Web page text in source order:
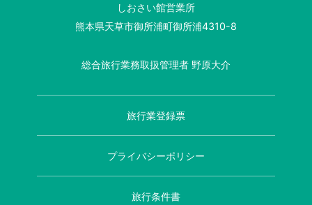
しおさい館営業所
熊本県天草市御所浦町御所浦4310-8
総合旅行業務取扱管理者 野原大介
旅行業登録票
プライバシーポリシー
旅行条件書